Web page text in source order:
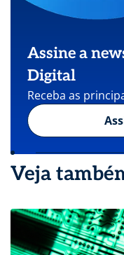
Assine a
Digital
Receba as
Veja